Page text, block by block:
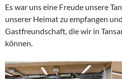
Es war uns eine Freude unsere
unserer Heimat zu empfangen
Gastfreundschaft, die wir in
können.